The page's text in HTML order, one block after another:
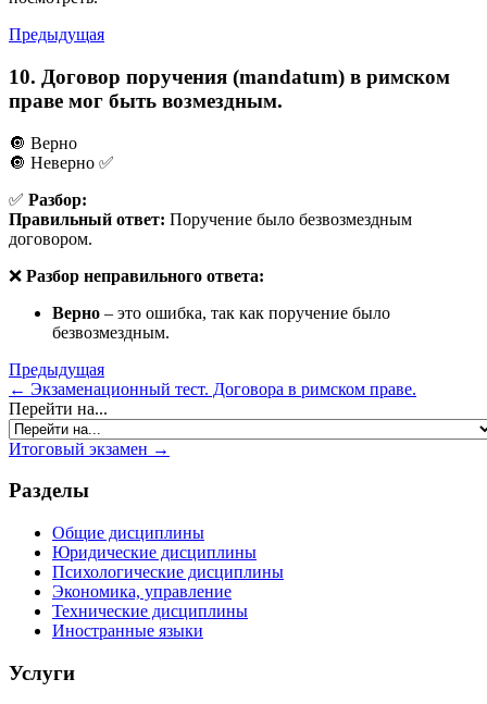
Предыдущая
10. Договор поручения (mandatum) в римском
праве мог быть возмездным.
🔘 Верно
🔘 Неверно ✅
✅ Разбор:
Правильный ответ: Поручение было безвозмездным
договором.
❌ Разбор неправильного ответа:
Верно – это ошибка, так как поручение было
безвозмездным.
Предыдущая
← Экзаменационный тест. Договора в римском праве.
Перейти на...
Итоговый экзамен →
Разделы
Общие дисциплины
Юридические дисциплины
Психологические дисциплины
Экономика, управление
Технические дисциплины
Иностранные языки
Услуги